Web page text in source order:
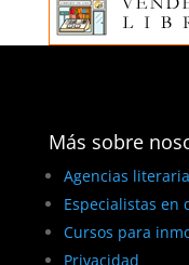
Más sobre
Agencias
Especialistas en
Cursos para
Privacidad